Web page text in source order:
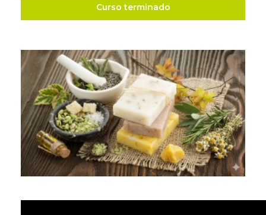
Curso terminado